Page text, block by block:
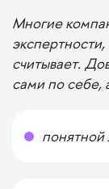
Многие
считывает.
сами по себе,
понятной